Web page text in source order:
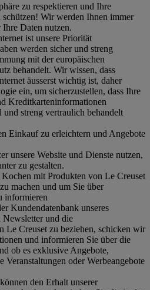
zu respektieren und Ihre
schützen! Wir werden Ihnen immer
Daten nutzen.
ist unsere Priorität
werden sicher und streng
mit der europäischen
behandelt. Wir wissen, dass
äusserst wichtig ist, daher
ein, um sicherzustellen, dass Ihre
Kreditkarteninformationen
streng vertraulich behandelt
Einkauf zu erleichtern und Angebote
unsere Website und Dienste nutzen,
zu gestalten.
mit Produkten von Le Creuset
machen und um Sie über
informieren
Kundendatenbank unseres
und die
Le Creuset zu beziehen, schicken wir
und informieren Sie über die
ob es exklusive Angebote,
Veranstaltungen oder Werbeangebote
den Erhalt unserer